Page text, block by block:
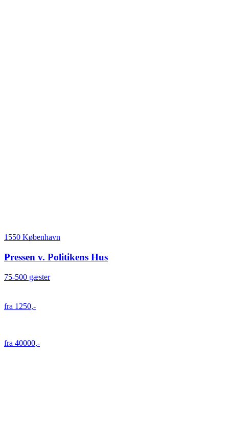
1550 København
Pressen v. Politikens Hus
75-500 gæster
fra 1250,-
fra 40000,-